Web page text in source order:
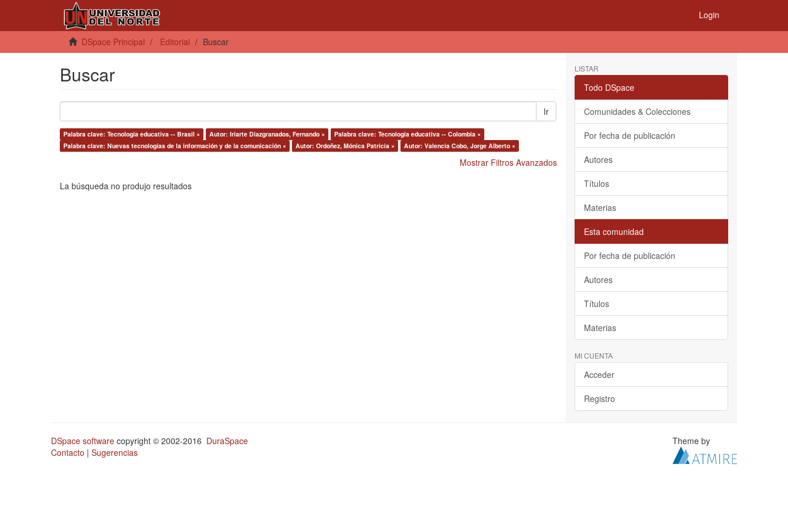
Login
DSpace Principal Editorial Buscar
Buscar
Ir
Palabra clave: Tecnología educativa -- Brasil × Autor: Iriarte Diazgranados, Fernando ×
Palabra clave: Tecnología educativa -- Colombia ×
Palabra clave: Nuevas tecnologías de la información y de la comunicación ×
Autor: Ordoñez, Mónica Patricia × Autor: Valencia Cobo, Jorge Alberto ×
Mostrar Filtros Avanzados
La búsqueda no produjo resultados
LISTAR
Todo DSpace
Comunidades & Colecciones
Por fecha de publicación
Autores
Títulos
Materias
Esta comunidad
Por fecha de publicación
Autores
Títulos
Materias
MI CUENTA
Acceder
Registro
DSpace software copyright © 2002-2016 DuraSpace
Contacto | Sugerencias
Theme by